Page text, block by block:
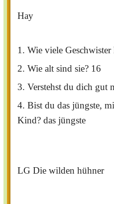
Hay
1. Wie viele Geschwister
2. Wie alt sind sie? 16
3. Verstehst du dich gut
4. Bist du das jüngste,
Kind? das jüngste
LG Die wilden hühner